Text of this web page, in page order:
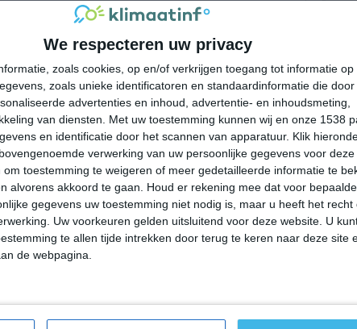
We respecteren uw privacy
zoals cookies, op en/of verkrijgen toegang tot informatie
zoals unieke identificatoren en standaardinformatie die
advertenties en inhoud, advertentie- en inhoudsmeting,
van diensten.
Met uw toestemming kunnen wij en onze 1538
en identificatie door het scannen van apparatuur. Klik
verwerking van uw persoonlijke gegevens voor deze
toestemming te weigeren of meer gedetailleerde informatie te
alvorens akkoord te gaan.
Houd er rekening mee dat voor bepaalde
gegevens uw toestemming niet nodig is, maar u heeft het recht
Uw voorkeuren gelden uitsluitend voor deze website. U
te allen tijde intrekken door terug te keren naar deze site
de webpagina.
ONO 2 ONO 2 O 2
16:00